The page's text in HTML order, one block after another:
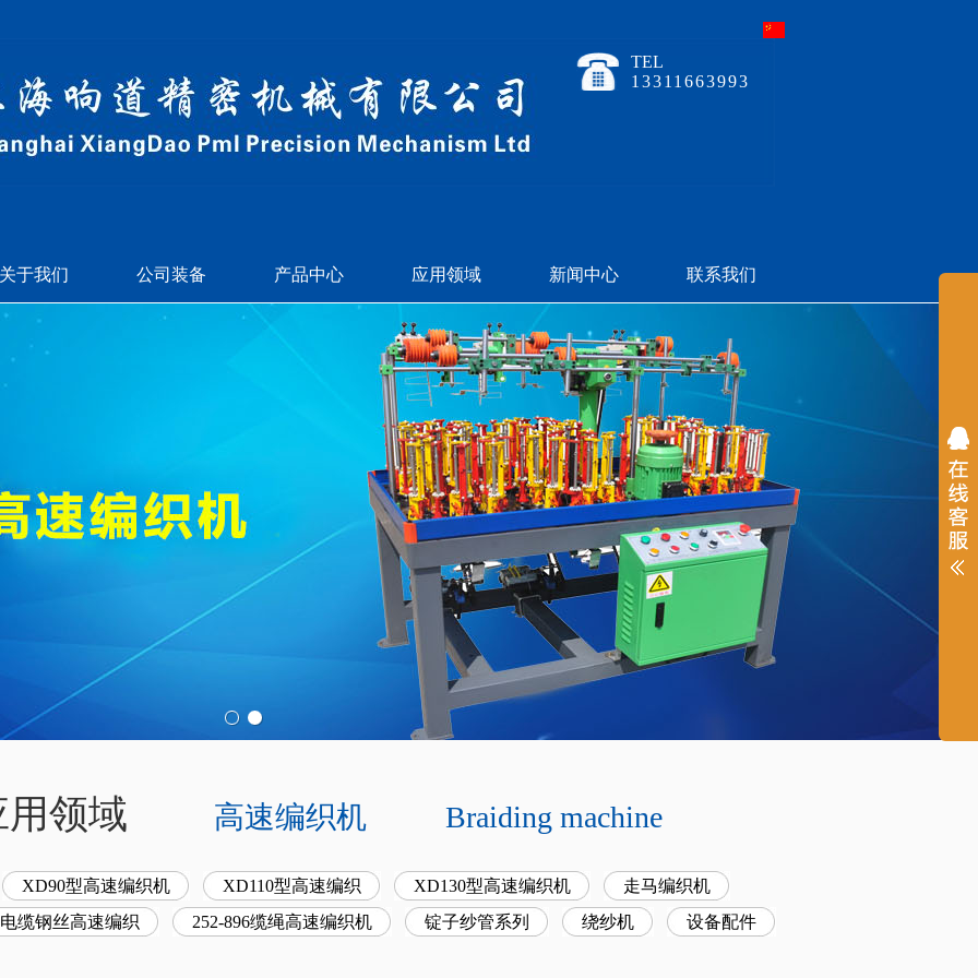
TEL
13311663993
关于我们 公司装备 产品中心 应用领域 新闻中心 联系我们
用领域 高速编织机 Braiding machine
XD90型高速编织机 XD110型高速编织 XD130型高速编织机
走马编织机
缆钢丝高速编织
252-896缆绳高速编织机 锭子纱管系列 绕纱机 设备配件